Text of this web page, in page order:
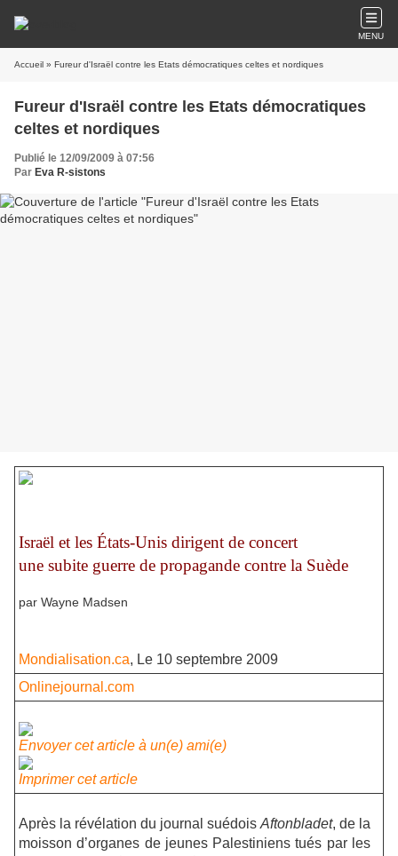
MENU
Accueil » Fureur d'Israël contre les Etats démocratiques celtes et nordiques
Fureur d'Israël contre les Etats démocratiques
celtes et nordiques
Publié le 12/09/2009 à 07:56
Par Eva R-sistons
Israël et les États-Unis dirigent de concert
une subite guerre de propagande contre la Suède
par Wayne Madsen
Mondialisation.ca, Le 10 septembre 2009
Onlinejournal.com
Envoyer cet article à un(e) ami(e)
Imprimer cet article
Après la révélation du journal suédois Aftonbladet, de la
moisson d’organes de jeunes Palestiniens tués par les